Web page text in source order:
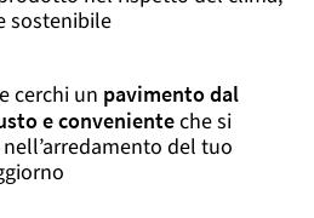
sostenibile
cerchi un pavimento dal
e convenienteche si
del tuo